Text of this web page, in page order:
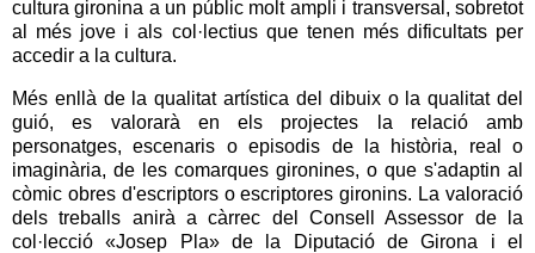
cultura gironina a un públic molt ampli i transversal, sobretot
al més jove i als col·lectius que tenen més dificultats per
accedir a la cultura.
Més enllà de la qualitat artística del dibuix o la qualitat del
guió, es valorarà en els projectes la relació amb
personatges, escenaris o episodis de la història, real o
imaginària, de les comarques gironines, o que s'adaptin al
còmic obres d'escriptors o escriptores gironins. La valoració
dels treballs anirà a càrrec del Consell Assessor de la
col·lecció «Josep Pla» de la Diputació de Girona i el